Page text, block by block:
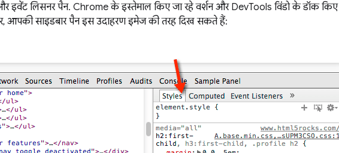
इवेंट लिसनर पैन. Chrome के इस्तेमाल किए जा रहे वर्शन और DevTools विंडो के डॉक किए
आपकी साइडबार पैन इस उदाहरण इमेज की तरह दिख सकते हैं: